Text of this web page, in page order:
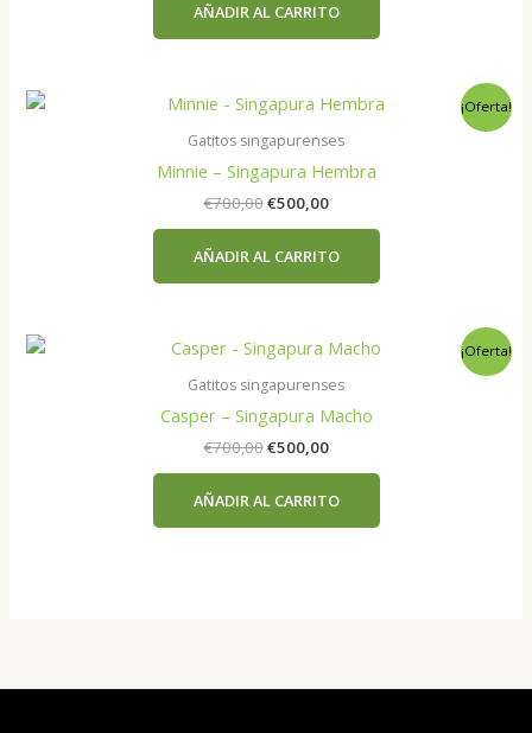
era:
€700,00.
es:
€500,00.
AÑADIR AL CARRITO
¡Oferta!
Gatitos singapurenses
Minnie – Singapura Hembra
€700,00El
era:
€700,00.
€500,00El
es:
€500,00.
AÑADIR AL CARRITO
¡Oferta!
Gatitos singapurenses
Casper – Singapura Macho
€700,00El
era:
€700,00.
€500,00El
es:
€500,00.
AÑADIR AL CARRITO